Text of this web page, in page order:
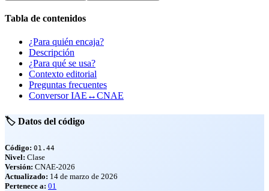
Tabla de contenidos
¿Para quién encaja?
Descripción
¿Para qué se usa?
Contexto editorial
Preguntas frecuentes
Conversor IAE↔CNAE
🏷️ Datos del código
Código: 01.44
Nivel: Clase
Versión: CNAE-2026
Actualizado: 14 de marzo de 2026
Pertenece a: 01